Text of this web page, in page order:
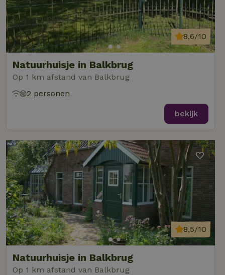
Natuurhuisje in Balkbrug
Op 1 km afstand van Balkbrug
8,6/10
2 personen
bekijk
Natuurhuisje in Balkbrug
Op 1 km afstand van Balkbrug
8,5/10